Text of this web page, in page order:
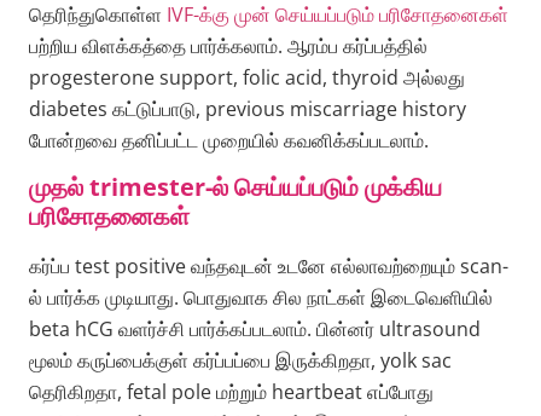
தெரிந்துகொள்ள IVF-க்கு முன் செய்யப்படும் பரிசோதனைகள்
பற்றிய விளக்கத்தை பார்க்கலாம். ஆரம்ப கர்ப்பத்தில்
progesterone support, folic acid, thyroid அல்லது
diabetes கட்டுப்பாடு, previous miscarriage history
போன்றவை தனிப்பட்ட முறையில் கவனிக்கப்படலாம்.
முதல் trimester-ல் செய்யப்படும் முக்கிய
பரிசோதனைகள்
கர்ப்ப test positive வந்தவுடன் உடனே எல்லாவற்றையும் scan-
ல் பார்க்க முடியாது. பொதுவாக சில நாட்கள் இடைவெளியில்
beta hCG வளர்ச்சி பார்க்கப்படலாம். பின்னர் ultrasound
மூலம் கருப்பைக்குள் கர்ப்பப்பை இருக்கிறதா, yolk sac
தெரிகிறதா, fetal pole மற்றும் heartbeat எப்போது